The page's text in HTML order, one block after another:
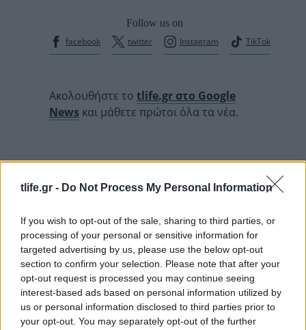
tlife.gr - Do Not Process My Personal Information
If you wish to opt-out of the sale, sharing to third parties, or
processing of your personal or sensitive information for
targeted advertising by us, please use the below opt-out
section to confirm your selection. Please note that after your
opt-out request is processed you may continue seeing
interest-based ads based on personal information utilized by
us or personal information disclosed to third parties prior to
your opt-out. You may separately opt-out of the further
Follow us on
facebook
twitter Instagram TikTok
Ακολουθήστε το tlife.gr στο Google
News και μάθετε πρώτοι όλα τα νέα.
READ MORE